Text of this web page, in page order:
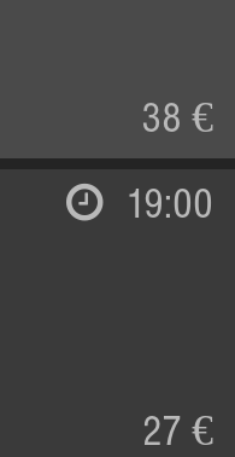
38 €
19:00
27 €